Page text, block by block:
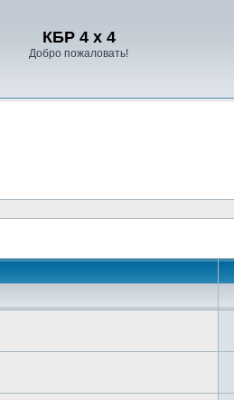
КБР 4 x 4
Добро пожаловать!